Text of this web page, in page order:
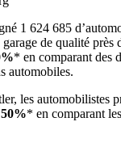
1 624 685
de qualité près
* en comparant des
automobiles.
les automobilistes
* en comparant